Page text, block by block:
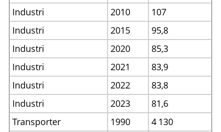
Industri
2010
107
Industri
2015
95,8
Industri
2020
85,3
Industri
2021
83,9
Industri
2022
83,8
Industri
2023
81,6
Transporter
1990 4 130